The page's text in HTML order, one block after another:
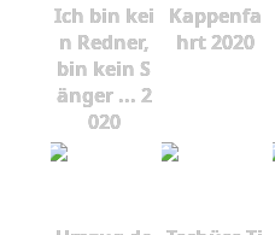
Ich bin kei
n Redner,
bin kein S
änger ... 2
020
Kappenfa
hrt 2020